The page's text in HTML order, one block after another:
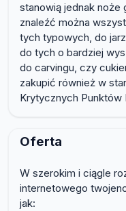
stanowią jednak
znaleźć można
tych typowych, do
do tych o bardziej
do carvingu, czy
zakupić również w
Krytycznych Punktów
Oferta
W szerokim i ciągle
internetowego
jak: